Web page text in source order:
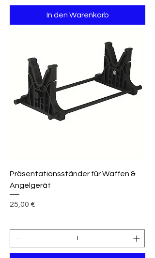
In den Warenkorb
Präsentationsständer für Waffen &
Angelgerät
Preis
25,00 €